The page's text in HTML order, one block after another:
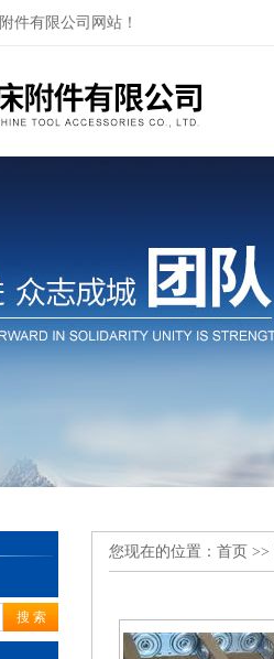
件有限公司网站！
您现在的位置： 首页 >>